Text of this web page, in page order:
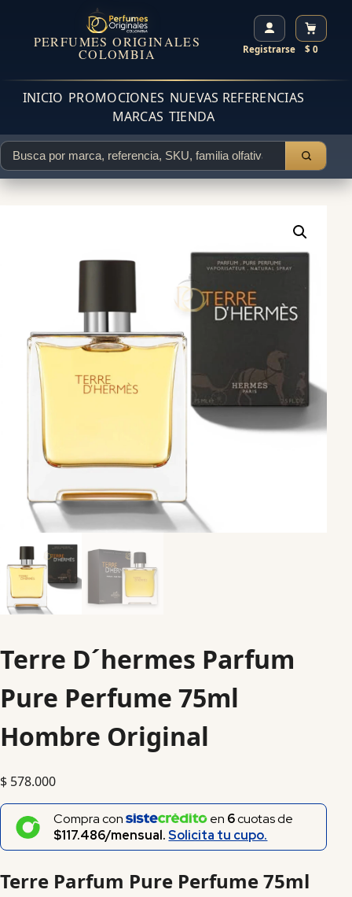
PERFUMES ORIGINALES
COLOMBIA Registrarse $ 0
INICIO PROMOCIONES NUEVAS REFERENCIAS
MARCAS TIENDA
Terre D´hermes Parfum
Pure Perfume 75ml
Hombre Original
$ 578.000
Compra con en 6cuotas de
$117.486/mensual.Solicita tu cupo.
Terre Parfum Pure Perfume 75ml